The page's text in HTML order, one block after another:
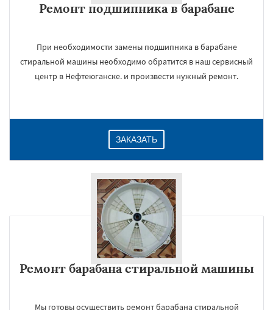
Ремонт подшипника в барабане
При необходимости замены подшипника в барабане
стиральной машины необходимо обратится в наш сервисный
центр в Нефтеюганске. и произвести нужный ремонт.
ЗАКАЗАТЬ
Ремонт барабана стиральной машины
Мы готовы осуществить ремонт барабана стиральной